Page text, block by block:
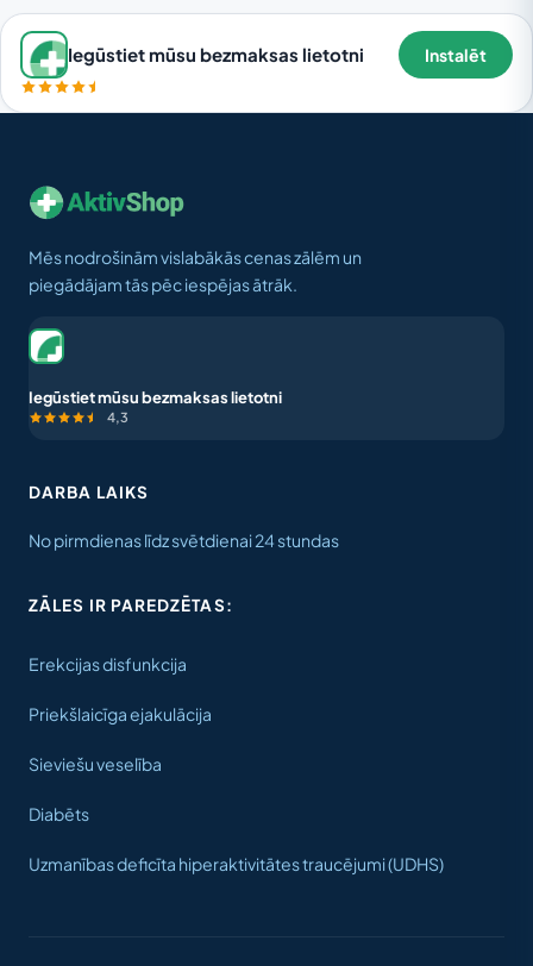
Iegūstiet mūsu bezmaksas lietotni Instalēt
Mēs nodrošinām vislabākās cenas zālēm un
piegādājam tās pēc iespējas ātrāk.
Iegūstiet mūsu bezmaksas lietotni
4,3
DARBA LAIKS
No pirmdienas līdz svētdienai 24 stundas
ZĀLES IR PAREDZĒTAS:
Erekcijas disfunkcija
Priekšlaicīga ejakulācija
Sieviešu veselība
Diabēts
Uzmanības deficīta hiperaktivitātes traucējumi (UDHS)